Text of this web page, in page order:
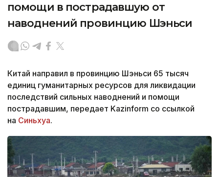
помощи в пострадавшую от
наводнений провинцию Шэньси
Китай направил в провинцию Шэньси 65 тысяч
единиц гуманитарных ресурсов для ликвидации
последствий сильных наводнений и помощи
пострадавшим, передает Kazinform со ссылкой
на Синьхуа.